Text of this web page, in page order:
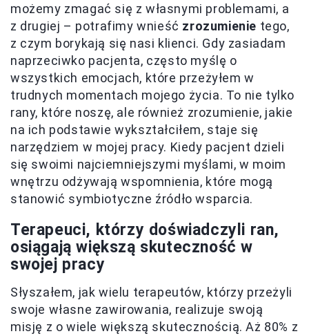
możemy zmagać się z własnymi problemami, a
z drugiej – potrafimy wnieść zrozumienie tego,
z czym borykają się nasi klienci. Gdy zasiadam
naprzeciwko pacjenta, często myślę o
wszystkich emocjach, które przeżyłem w
trudnych momentach mojego życia. To nie tylko
rany, które noszę, ale również zrozumienie, jakie
na ich podstawie wykształciłem, staje się
narzędziem w mojej pracy. Kiedy pacjent dzieli
się swoimi najciemniejszymi myślami, w moim
wnętrzu odżywają wspomnienia, które mogą
stanowić symbiotyczne źródło wsparcia.
Terapeuci, którzy doświadczyli ran,
osiągają większą skuteczność w
swojej pracy
Słyszałem, jak wielu terapeutów, którzy przeżyli
swoje własne zawirowania, realizuje swoją
misję z o wiele większą skutecznością. Aż 80% z